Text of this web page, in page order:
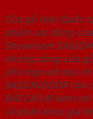
Cửa gỗ Hàn Quốc
phẩm các dòng
Showroom
những dòng cửa
phù hợp với mọi
SAIGONDOOR
ĐÃI CAO đi kèm
cả phân khúc giá